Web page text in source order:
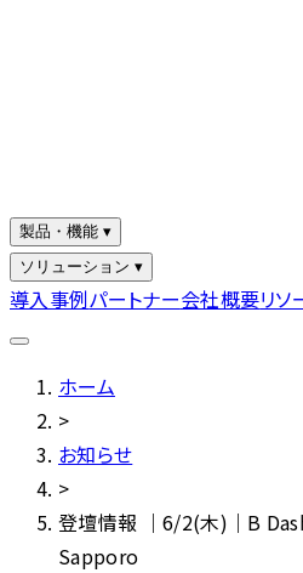
製品・機能 ▾
ソリューション ▾
導入事例パートナー会社概要リソ
ホーム
>
お知らせ
>
登壇情報 ｜6/2(木)｜B
Sapporo